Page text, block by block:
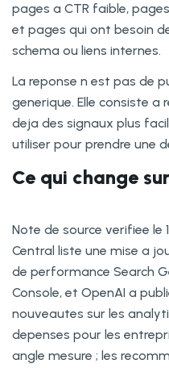
pages a CTR faible,
et pages qui ont besoin
schema ou liens internes.
La reponse n est pas de
generique. Elle consiste
deja des signaux plus
utiliser pour prendre une
Ce qui change
Note de source verifiee le
Central liste une mise a
de performance Search
Console, et OpenAI a
nouveautes sur les
depenses pour les
angle mesure ; les